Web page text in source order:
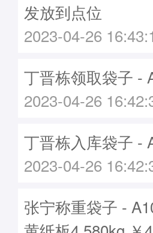
发放到点位
2023-04-26
丁晋栋领取袋子 -
2023-04-26
丁晋栋入库袋子 -
2023-04-26
张宁称重袋子 -